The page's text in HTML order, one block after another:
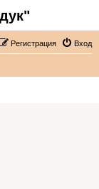
Вход
Регистрация